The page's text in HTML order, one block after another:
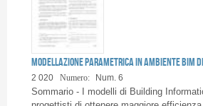
Modellazione parametrica in ambiente BIM
2 020 Numero: Num. 6
Sommario - I modelli di Building